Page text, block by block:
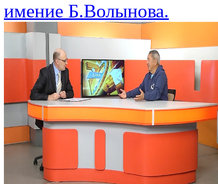
имение Б.Волынова.